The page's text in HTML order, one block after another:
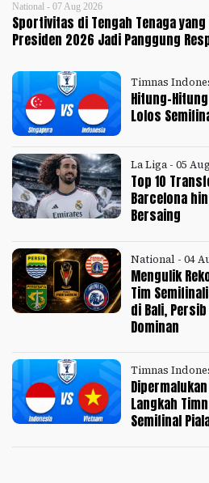
National - 07 Aug 2026
Sportivitas di Tengah Tenaga
Presiden 2026 Jadi Panggung
Timnas
Hitung-
Lolos
La Liga - 05
Top 10
Barcelona
Bersaing
National - 04
Mengulik
Tim
di Bali,
Dominan
Timnas
Langkah
Semifinal